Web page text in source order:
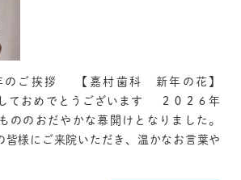
【嘉村歯科 新年の花】
おめでとうございます ２０２６年
ののおだやかな幕開けとなりました。
様にご来院いただき、温かなお言葉や